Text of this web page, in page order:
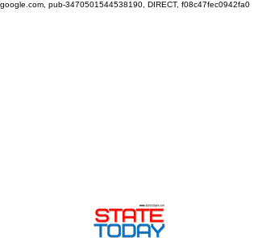
google.com, pub-3470501544538190, DIRECT, f08c47fec0942fa0